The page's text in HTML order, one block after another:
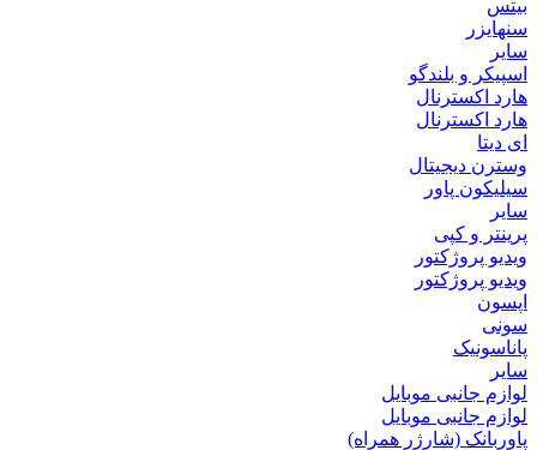
بیتس
سنهایزر
سایر
اسپیکر و بلندگو
هارد اکسترنال
هارد اکسترنال
ای دیتا
وسترن دیجیتال
سیلیکون پاور
سایر
پرینتر و کپی
ویدیو پروژکتور
ویدیو پروژکتور
اپسون
سونی
پاناسونیک
سایر
لوازم جانبی موبایل
لوازم جانبی موبایل
پاوربانک (شارژر همراه)